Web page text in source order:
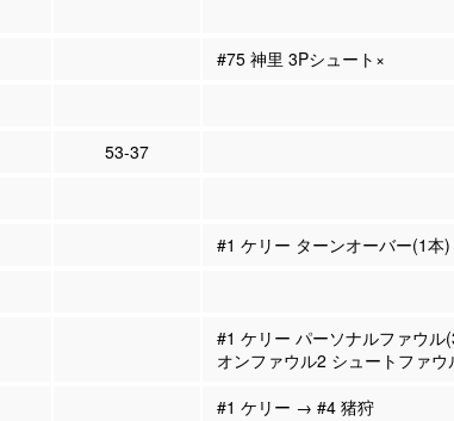
#75 神里 3Pシュート×
53-37
#1 ケリー ターンオーバー(1本)
#1 ケリー パーソナルファウル
オンファウル2 シュートファウ
#1 ケリー → #4 猪狩